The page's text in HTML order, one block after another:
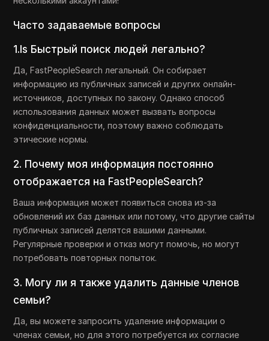
Часто задаваемые вопросы
1.Is Быстрый поиск людей легально?
Да, FastPeopleSearch легальный. Он собирает
информацию из публичных записей и других онлайн-
источников, доступных по закону. Однако способ
использования данных может вызвать вопросы
конфиденциальности, поэтому важно соблюдать
этические нормы.
2. Почему моя информация постоянно
отображается на FastPeopleSearch?
Ваша информация может появиться снова из-за
обновлений их баз данных или потому, что другие сайты
публичных записей делятся вашими данными.
Регулярные проверки и отказ могут помочь, но могут
потребовать повторных попыток.
3. Могу ли я также удалить данные членов
семьи?
Да, вы можете запросить удаление информации о
членах семьи, но для этого потребуется их согласие